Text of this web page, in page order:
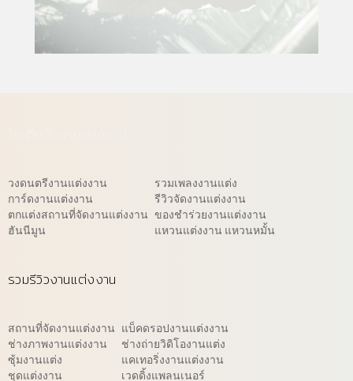
วงดนตรีงานแต่งงาน
การ์ดงานแต่งงาน
ตกแต่งสถานที่จัดงานแต่งงาน
ฮันนีมูน
รวมเพลงงานแต่ง
รีวิวจัดงานแต่งงาน
ของชำร่วยงานแต่งงาน
แหวนแต่งงาน แหวนหมั้น
รวมรีวิวงานแต่งงาน
สถานที่จัดงานแต่งงาน
ช่างภาพงานแต่งงาน
ซุ้มงานแต่ง
ชุดแต่งงาน
แบ็คดรอปงานแต่งงาน
ช่างถ่ายวิดิโองานแต่ง
แคเทอริ่งงานแต่งงาน
เวดดิ้งแพลนเนอร์